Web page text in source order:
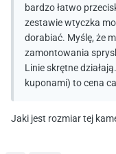
bardzo łatwo
zestawie wtyczka
dorabiać. Myślę, że
zamontowania
Linie skrętne
kuponami) to cena
Jaki jest rozmiar tej